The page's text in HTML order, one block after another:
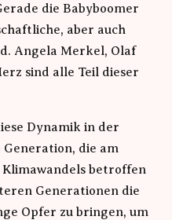
die Babyboomer
aber auch
Angela Merkel, Olaf
sind alle Teil dieser
Dynamik in der
die am
Klimawandels betroffen
Generationen die
Opfer zu bringen, um